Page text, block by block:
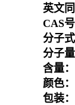
英文
CAS
分子
分子
含量
颜色
包装